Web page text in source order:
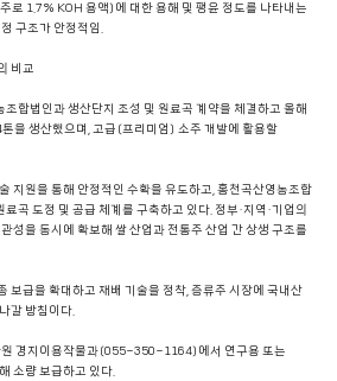
로 1.7% KOH 용액)에 대한 용해 및 팽윤 정도를 나타내는
구조가 안정적임.
비교
합법인과 생산단지 조성 및 원료곡 계약을 체결하고 올해
을 생산했으며, 고급(프리미엄) 소주 개발에 활용할
지원을 통해 안정적인 수확을 유도하고, 홍천곡산영농조합
곡 도정 및 공급 체계를 구축하고 있다. 정부·지역·기업의
성을 동시에 확보해 쌀 산업과 전통주 산업 간 상생 구조를
보급을 확대하고 재배 기술을 정착, 증류주 시장에 국내산
갈 방침이다.
원 경지이용작물과(055-350-1164)에서 연구용 또는
소량 보급하고 있다.